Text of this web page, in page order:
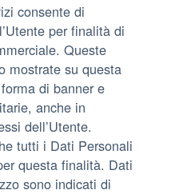
consente di
per finalità di
Queste
mostrate su questa
di banner e
anche in
dell’Utente.
tutti i Dati Personali
questa finalità. Dati
sono indicati di